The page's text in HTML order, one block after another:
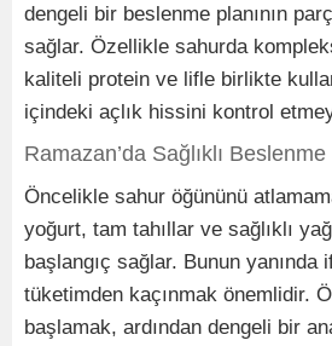
dengeli bir beslenme planının
sağlar. Özellikle sahurda
kaliteli protein ve lifle birlikte
içindeki açlık hissini kontrol
Ramazan’da Sağlıklı
Öncelikle sahur öğününü
yoğurt, tam tahıllar ve sağlıklı
başlangıç sağlar. Bunun yanında
tüketimden kaçınmak önemlidir.
başlamak, ardından dengeli bir